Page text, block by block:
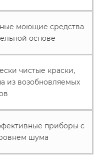
моющие средства
основе
чистые краски,
из возобновляемых
приборы с
шума